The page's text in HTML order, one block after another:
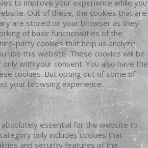
to improve your experience while you
Out of these, the cookies that are
are stored on your browser as they
of basic functionalities of the
party cookies that help us analyze
use this website. These cookies will be
with your consent. You also have the
cookies. But opting out of some of
your browsing experience.
absolutely essential for the website to
only includes cookies that
and security features of the